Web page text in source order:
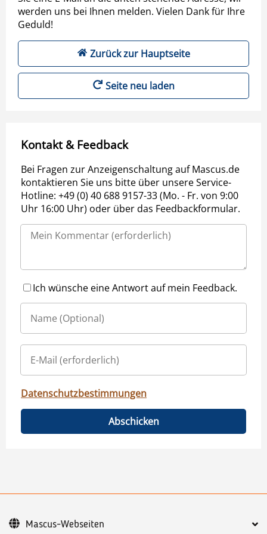
werden uns bei Ihnen melden. Vielen Dank für Ihre
Geduld!
Zurück zur Hauptseite
Seite neu laden
Kontakt & Feedback
Bei Fragen zur Anzeigenschaltung auf Mascus.de
kontaktieren Sie uns bitte über unsere Service-
Hotline: +49 (0) 40 688 9157-33 (Mo. - Fr. von 9:00
Uhr 16:00 Uhr) oder über das Feedbackformular.
Ich wünsche eine Antwort auf mein Feedback.
Datenschutzbestimmungen
Abschicken
Mascus-Webseiten